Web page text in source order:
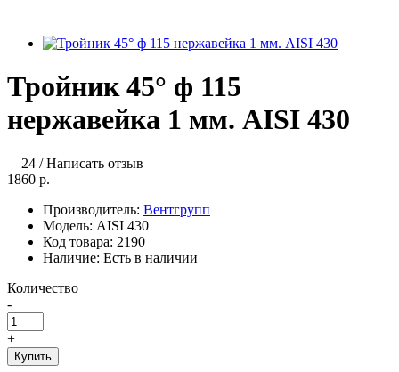
Тройник 45° ф 115
нержавейка 1 мм. AISI 430
24 /Написать отзыв
1860 р.
Производитель: Вентгрупп
Модель: AISI 430
Код товара: 2190
Наличие: Есть в наличии
Количество
-
+
Купить